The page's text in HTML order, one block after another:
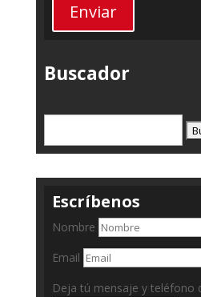
Enviar
Buscador
Escríbenos
Nombre
Email
Deja tú mensaje y teléfono